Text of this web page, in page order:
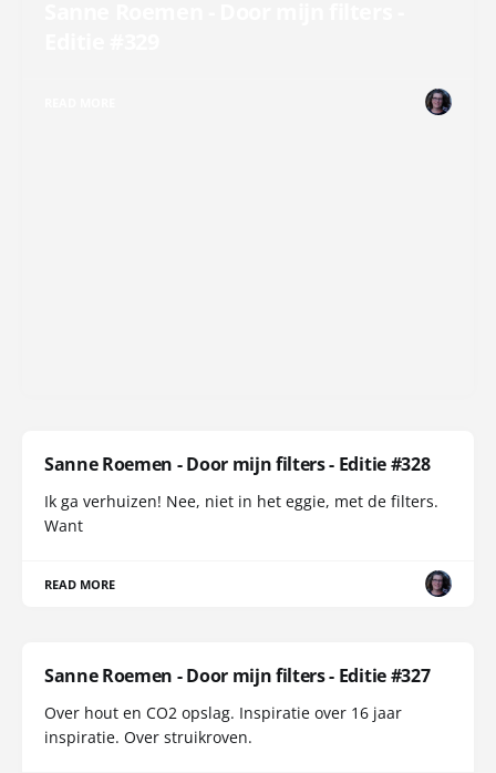
Sanne Roemen - Door mijn filters - Editie #328
Ik ga verhuizen! Nee, niet in het eggie, met de filters.
Want
READ MORE
Sanne Roemen - Door mijn filters - Editie #327
Over hout en CO2 opslag. Inspiratie over 16 jaar
inspiratie. Over struikroven.